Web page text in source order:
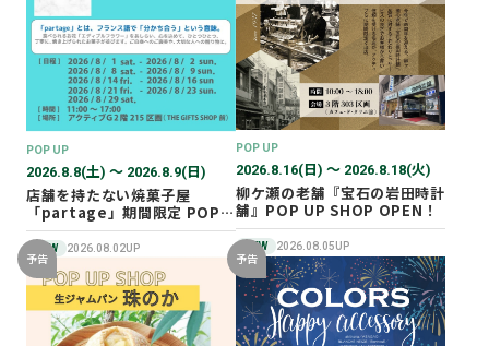
POP UP
2026.8.8(土) 〜 2026.8.9(日)
店舗を持たない焼菓子屋
「partage」期間限定 POP
UP SHOP オープン！
NEW 2026.08.02UP
POP UP
2026.8.16(日) 〜 2026.8.18(火)
柳ケ瀬の老舗『宝石の岩田時計
舗』POP UP SHOP OPEN！
NEW 2026.08.05UP
予告 予告